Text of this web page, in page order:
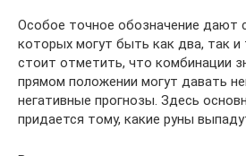
Особое точное обозначение дают
которых могут быть как два, так и
стоит отметить, что комбинации
прямом положении могут давать
негативные прогнозы. Здесь
придается тому, какие руны